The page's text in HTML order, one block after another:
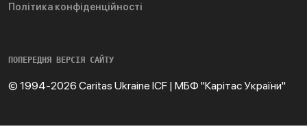
Політика конфіденційності
ПОПЕРЕДНЯ ВЕРСІЯ САЙТУ
© 1994-2026 Caritas Ukraine ICF | МБФ "Карітас України"